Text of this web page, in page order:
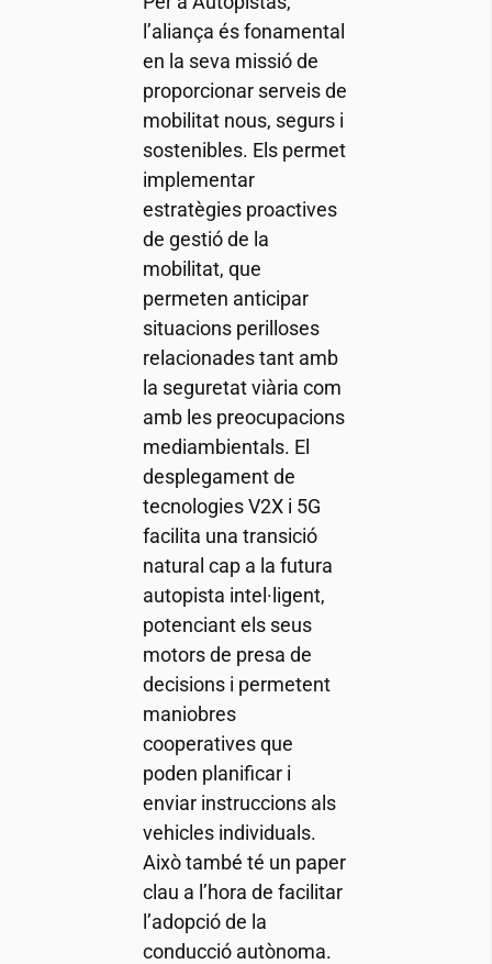
l’aliança és fonamental
en la seva missió de
proporcionar serveis de
mobilitat nous, segurs i
sostenibles. Els permet
implementar
estratègies proactives
de gestió de la
mobilitat, que
permeten anticipar
situacions perilloses
relacionades tant amb
la seguretat viària com
amb les preocupacions
mediambientals. El
desplegament de
tecnologies V2X i 5G
facilita una transició
natural cap a la futura
autopista intel·ligent,
potenciant els seus
motors de presa de
decisions i permetent
maniobres
cooperatives que
poden planificar i
enviar instruccions als
vehicles individuals.
Això també té un paper
clau a l’hora de facilitar
l’adopció de la
conducció autònoma.